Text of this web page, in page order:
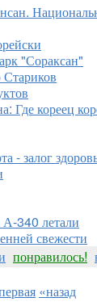
"Сораксан"
Где кореец
- залог
340 летали
свежести
понравилось!
«назад